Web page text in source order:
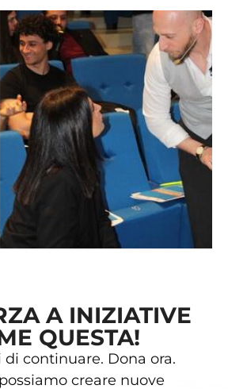
A INIZIATIVE
QUESTA!
continuare. Dona ora.
creare nuove